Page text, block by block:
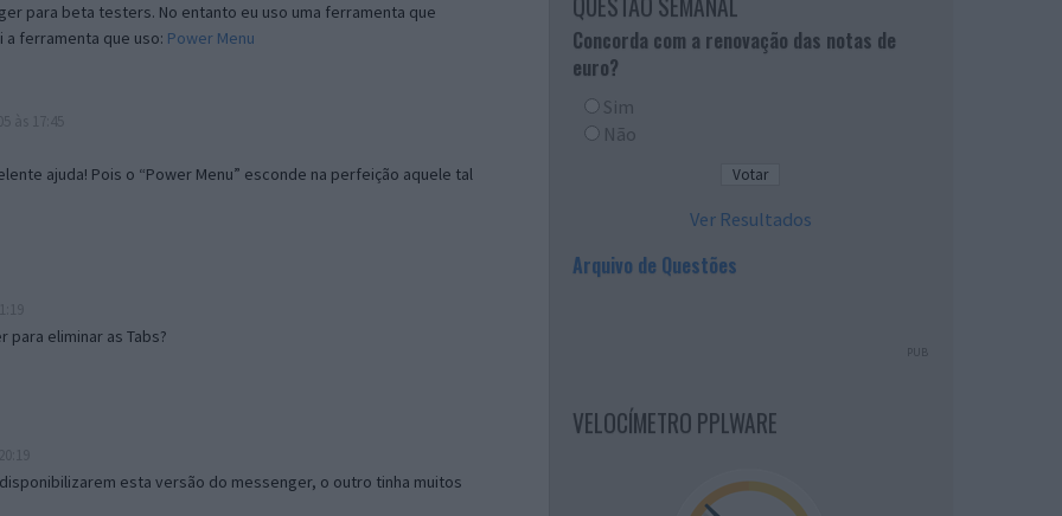
para beta testers. No entanto eu uso uma ferramenta que
ferramenta que uso: Power Menu
ajuda! Pois o “Power Menu” esconde na perfeição aquele tal
para eliminar as Tabs?
esta versão do messenger, o outro tinha muitos
Concorda com a renovação das notas de
euro?
Sim
Não
Ver Resultados
Arquivo de Questões
PUB
VELOCÍMETRO PPLWARE